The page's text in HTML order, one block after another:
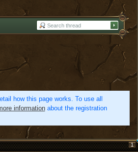
how this page works. To use all
informationabout the registration
1